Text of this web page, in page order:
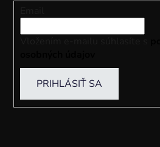
PRIHLÁSIŤ SA